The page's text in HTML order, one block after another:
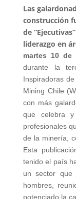
Las
construcción
de
liderazgo en
martes 10 de
durante la
Inspiradoras
Mining Chile
con más
que celebra
profesionales
de la minería,
Esta
tenido el país
un sector que
hombres,
potenciado la